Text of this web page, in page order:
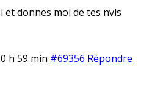
et donnes moi de tes nvls
h 59 min #69356 Répondre